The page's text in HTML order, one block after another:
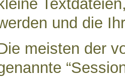
und die
meisten der